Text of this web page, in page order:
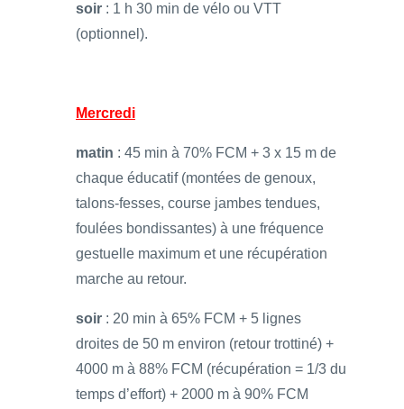
soir : 1 h 30 min de vélo ou VTT
(optionnel).
Mercredi
matin : 45 min à 70% FCM + 3 x 15 m de
chaque éducatif (montées de genoux,
talons-fesses, course jambes tendues,
foulées bondissantes) à une fréquence
gestuelle maximum et une récupération
marche au retour.
soir : 20 min à 65% FCM + 5 lignes
droites de 50 m environ (retour trottiné) +
4000 m à 88% FCM (récupération = 1/3 du
temps d’effort) + 2000 m à 90% FCM